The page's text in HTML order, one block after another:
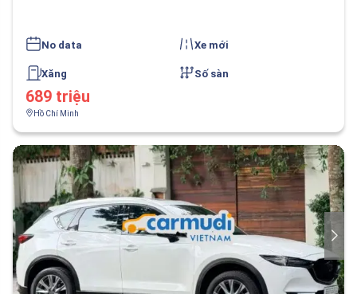
No data Xe mới
Xăng Số sàn
689 triệu
Hồ Chí Minh